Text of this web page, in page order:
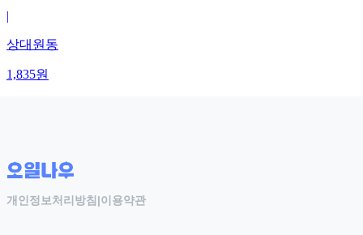
|
상대원동
1,835원
개인정보처리방침 |이용약관